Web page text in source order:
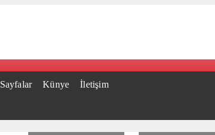
Sayfalar Künye İletişim